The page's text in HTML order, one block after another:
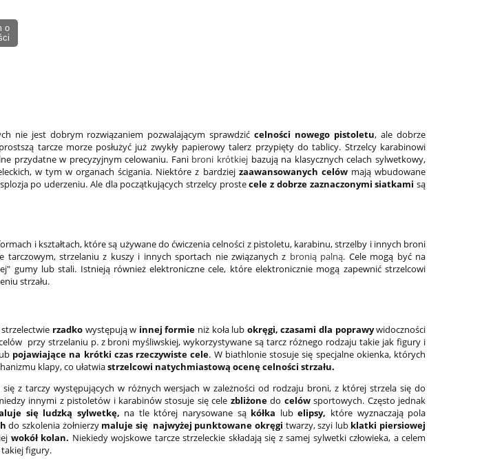
o
nie jest dobrym rozwiązaniem pozwalającym sprawdzićcelności nowego pistoletu, ale dobrze
tarcze morze posłużyć już zwykły papierowy talerz przypięty do tablicy. Strzelcy karabinowi
przydatne w precyzyjnym celowaniu. Fani broni krótkiej bazują na klasycznych celach sylwetkowy,
w tym w organach ścigania. Niektóre z bardziej zaawansowanych celówmają wbudowane
po uderzeniu. Ale dla początkujących strzelcy prostecele z dobrze zaznaczonymi siatkami są
i kształtach, które są używane do ćwiczenia celności z pistoletu, karabinu, strzelby i innych broni
tarczowym, strzelaniu z kuszy i innych sportach nie związanych z bronią palną. Cele mogą być na
gumy lub stali. Istnieją również elektroniczne cele, które elektronicznie mogą zapewnić strzelcowi
strzału.
rzadko występują w innej formie niż koła lub okręgi, czasami dla poprawywidoczności
przy strzelaniu p. z broni myśliwskiej, wykorzystywane są tarcz różnego rodzaju takie jak figury i
pojawiające na krótki czas rzeczywiste cele. W biathlonie stosuje się specjalne okienka, których
klapy, co ułatwiastrzelcowi natychmiastową ocenę celności strzału.
z tarczy występujących w różnych wersjach w zależności od rodzaju broni, z której strzela się do
innymi z pistoletów i karabinów stosuje się cele zbliżonedo celówsportowych. Często jednak
się ludzką sylwetkę, na tle której narysowane są kółka lubelipsy, które wyznaczają pola
do szkolenia żołnierzy maluje się najwyżej punktowane okręgi twarzy, szyi lub klatki piersiowej
wokół kolan. Niekiedy wojskowe tarcze strzeleckie składają się z samej sylwetki człowieka, a celem
figury.